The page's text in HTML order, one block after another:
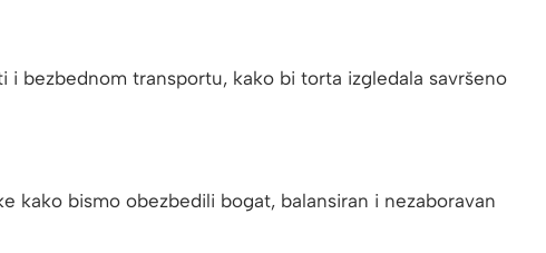
bezbednom transportu, kako bi torta izgledala savršeno
kako bismo obezbedili bogat, balansiran i nezaboravan